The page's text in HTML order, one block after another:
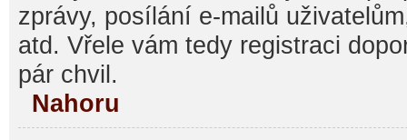
zprávy, posílání e-mailů
atd. Vřele vám tedy registraci
pár chvil.
Nahoru